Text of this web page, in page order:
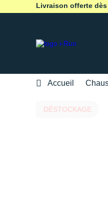
Livraison offerte dès
Accueil
DÉSTOCKAGE